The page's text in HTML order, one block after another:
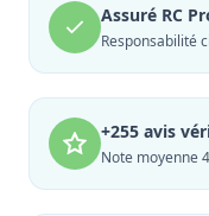
Assuré RC
Responsabilité
+255 avis
Note moyenne